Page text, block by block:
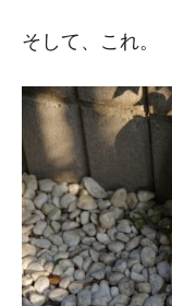
そして、これ。